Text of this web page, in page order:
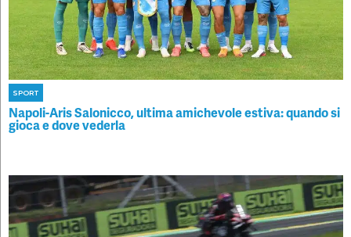
SPORT
Napoli-Aris Salonicco, ultima amichevole estiva: quando si
gioca e dove vederla